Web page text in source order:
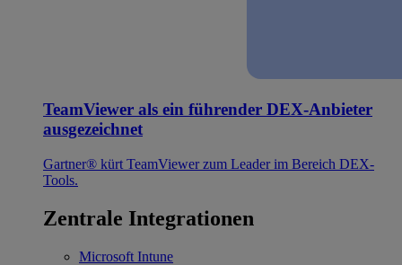
TeamViewer als ein führender DEX-Anbieter
ausgezeichnet
Gartner® kürt TeamViewer zum Leader im Bereich DEX-
Tools.
Zentrale Integrationen
Microsoft Intune